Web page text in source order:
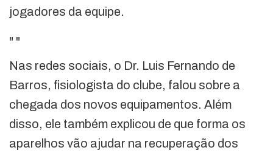
jogadores da equipe.
" "
Nas redes sociais, o Dr. Luis Fernando de
Barros, fisiologista do clube, falou sobre a
chegada dos novos equipamentos. Além
disso, ele também explicou de que forma os
aparelhos vão ajudar na recuperação dos